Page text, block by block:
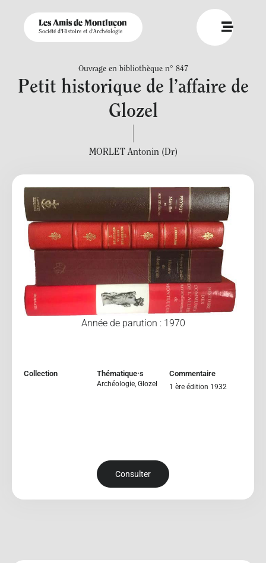
Les Amis de Montluçon
Société d'Histoire et d'Archéologie
Ouvrage en bibliothèque n° 847
Petit historique de l’affaire de
Glozel
MORLET Antonin (Dr)
Année de parution : 1970
Collection Thématique·s
Archéologie, Glozel
Commentaire
1 ère édition 1932
Consulter